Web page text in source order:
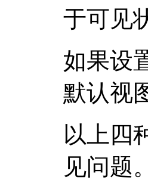
于可见
如果设
默认视
以上四
见问题